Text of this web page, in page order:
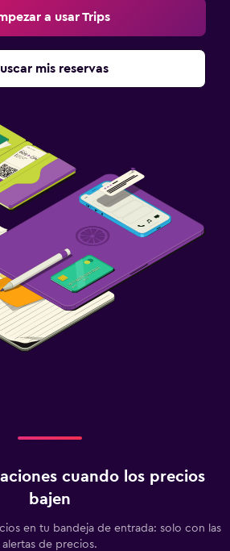
a usar Trips
mis reservas
cuando los precios
bajen
en tu bandeja de entrada: solo con las
alertas de precios.